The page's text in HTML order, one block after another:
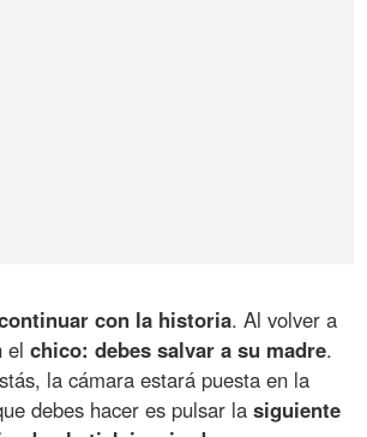
con la historia. Al volver a
elchico: debes salvar a su madre.
la cámara estará puesta en la
debes hacer es pulsar lasiguiente